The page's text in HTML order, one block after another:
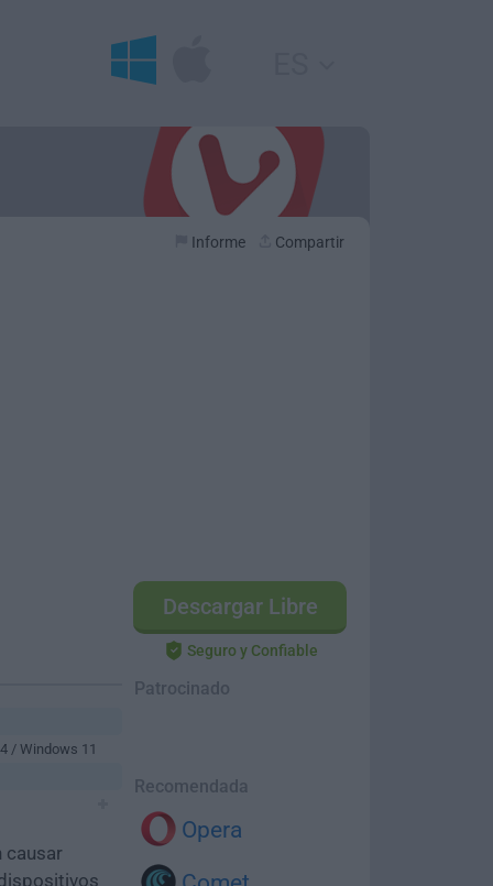
Informe Compartir
Descargar Libre
Seguro y Confiable
Patrocinado
Recomendada
Opera
/ Windows 11
causar